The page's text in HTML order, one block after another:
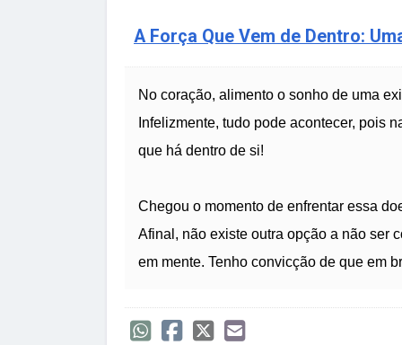
A Força Que Vem de Dentro:
No coração, alimento o sonho de uma
Infelizmente, tudo pode acontecer, pois
que há dentro de si!
Chegou o momento de enfrentar essa
Afinal, não existe outra opção a não ser
em mente. Tenho convicção de que em